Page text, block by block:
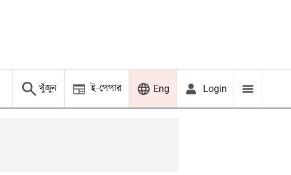
খুঁজুন ই-পেপার Eng Login